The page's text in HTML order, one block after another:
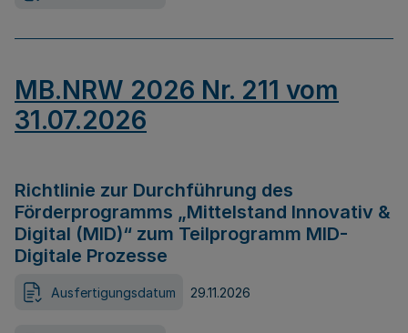
MB.NRW 2026 Nr. 211 vom
31.07.2026
Richtlinie zur Durchführung des
Förderprogramms „Mittelstand Innovativ &
Digital (MID)“ zum Teilprogramm MID-
Digitale Prozesse
Ausfertigungsdatum 29.11.2026